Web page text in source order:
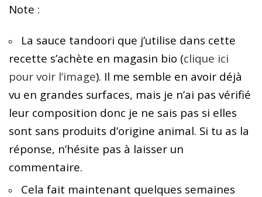
Note :
La sauce tandoori que j’utilise dans cette
recette s’achète en magasin bio (clique ici
pour voir l’image). Il me semble en avoir déjà
vu en grandes surfaces, mais je n’ai pas vérifié
leur composition donc je ne sais pas si elles
sont sans produits d’origine animal. Si tu as la
réponse, n’hésite pas à laisser un
commentaire.
Cela fait maintenant quelques semaines